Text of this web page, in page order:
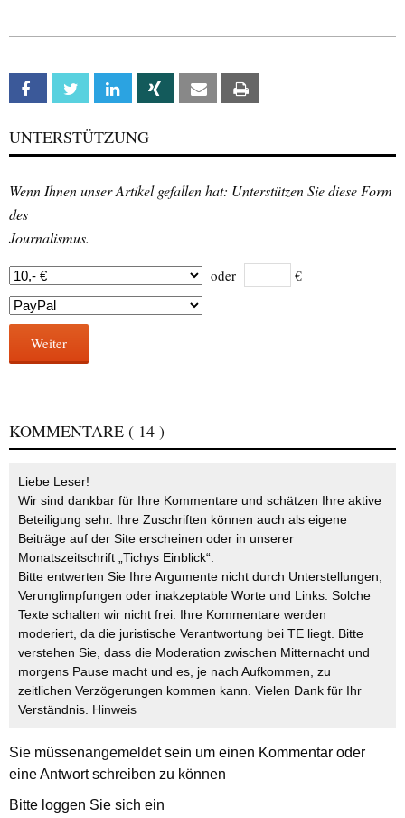
Facebook Twitter Linkedin Xing Email
UNTERSTÜTZUNG
Wenn Ihnen unser Artikel gefallen hat: Unterstützen Sie diese Form
des
Journalismus.
oder €
Weiter
KOMMENTARE ( 14 )
Liebe Leser!
Wir sind dankbar für Ihre Kommentare und schätzen Ihre aktive
Beteiligung sehr. Ihre Zuschriften können auch als eigene
Beiträge auf der Site erscheinen oder in unserer
Monatszeitschrift „Tichys Einblick“.
Bitte entwerten Sie Ihre Argumente nicht durch Unterstellungen,
Verunglimpfungen oder inakzeptable Worte und Links. Solche
Texte schalten wir nicht frei. Ihre Kommentare werden
moderiert, da die juristische Verantwortung bei TE liegt. Bitte
verstehen Sie, dass die Moderation zwischen Mitternacht und
morgens Pause macht und es, je nach Aufkommen, zu
zeitlichen Verzögerungen kommen kann. Vielen Dank für Ihr
Verständnis. Hinweis
Sie müssenangemeldetsein um einen Kommentar oder
eine Antwort schreiben zu können
Bitte loggen Sie sich ein